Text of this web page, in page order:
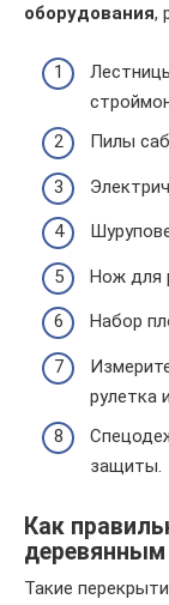
оборудования,
Пилы
Нож для
Набор
рулетка
защиты.
Как
Такие